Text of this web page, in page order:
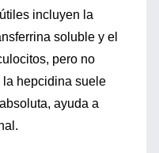
incluyen la
soluble y el
pero no
hepcidina suele
ayuda a